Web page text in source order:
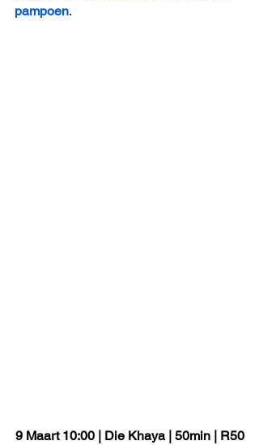
pampoen.
9 Maart 10:00 | Die Khaya | 50min | R50